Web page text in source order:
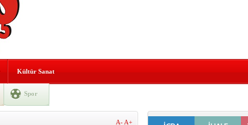
Kültür Sanat
Spor
A- A+